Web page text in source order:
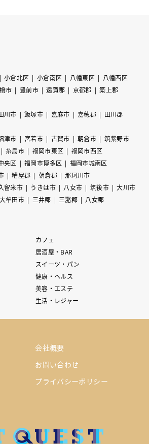
小倉北区 小倉南区 八幡東区
八幡西区
市 豊前市 遠賀郡 京都郡
築上郡
川市 飯塚市 嘉麻市 嘉穂郡
田川郡
津市 宮若市 古賀市 朝倉市
筑紫野市
糸島市 福岡市東区
福岡市西区
央区 福岡市博多区
福岡市城南区
糟屋郡 朝倉郡
那珂川市
留米市 うきは市 八女市 筑後市
大川市
大牟田市 三井郡 三潴郡 八女郡
カフェ
居酒屋・BAR
スイーツ・パン
健康・ヘルス
美容・エステ
生活・レジャー
会社概要
お問い合わせ
プライバシーポリシー